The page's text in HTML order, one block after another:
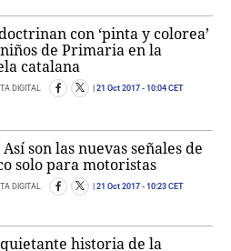
con ‘pinta y colorea’
de Primaria en la
catalana
DIGITAL 21 Oct 2017 - 10:04 CET
Así son las nuevas señales de
solo para motoristas
DIGITAL 21 Oct 2017 - 10:23 CET
historia de la